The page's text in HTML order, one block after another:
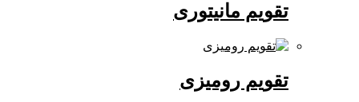
تقویم مانیتوری
تقویم رومیزی